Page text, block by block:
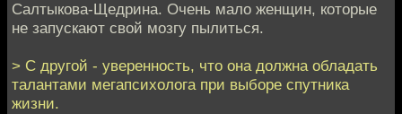
Салтыкова-Щедрина. Очень мало женщин, которые
не запускают свой мозгу пылиться.
> С другой - уверенность, что она должна обладать
талантами мегапсихолога при выборе спутника
жизни.